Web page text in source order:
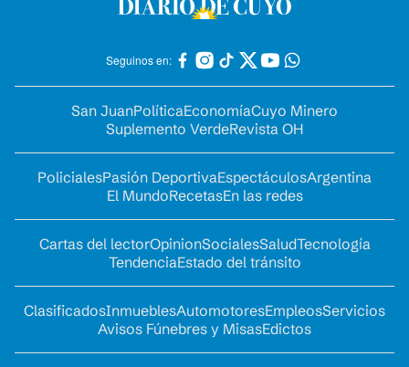
Seguinos en:
San JuanPolíticaEconomíaCuyo Minero
Suplemento VerdeRevista OH
PolicialesPasión DeportivaEspectáculosArgentina
El MundoRecetasEn las redes
Cartas del lectorOpinionSocialesSaludTecnología
TendenciaEstado del tránsito
ClasificadosInmueblesAutomotoresEmpleosServicios
Avisos Fúnebres y MisasEdictos